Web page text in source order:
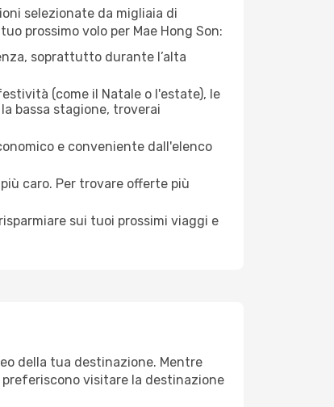
selezionate da migliaia di
prossimo volo per Mae Hong Son:
soprattutto durante l’alta
(come il Natale o l'estate), le
bassa stagione, troverai
e conveniente dall'elenco
caro. Per trovare offerte più
sui tuoi prossimi viaggi e
della tua destinazione. Mentre
visitare la destinazione